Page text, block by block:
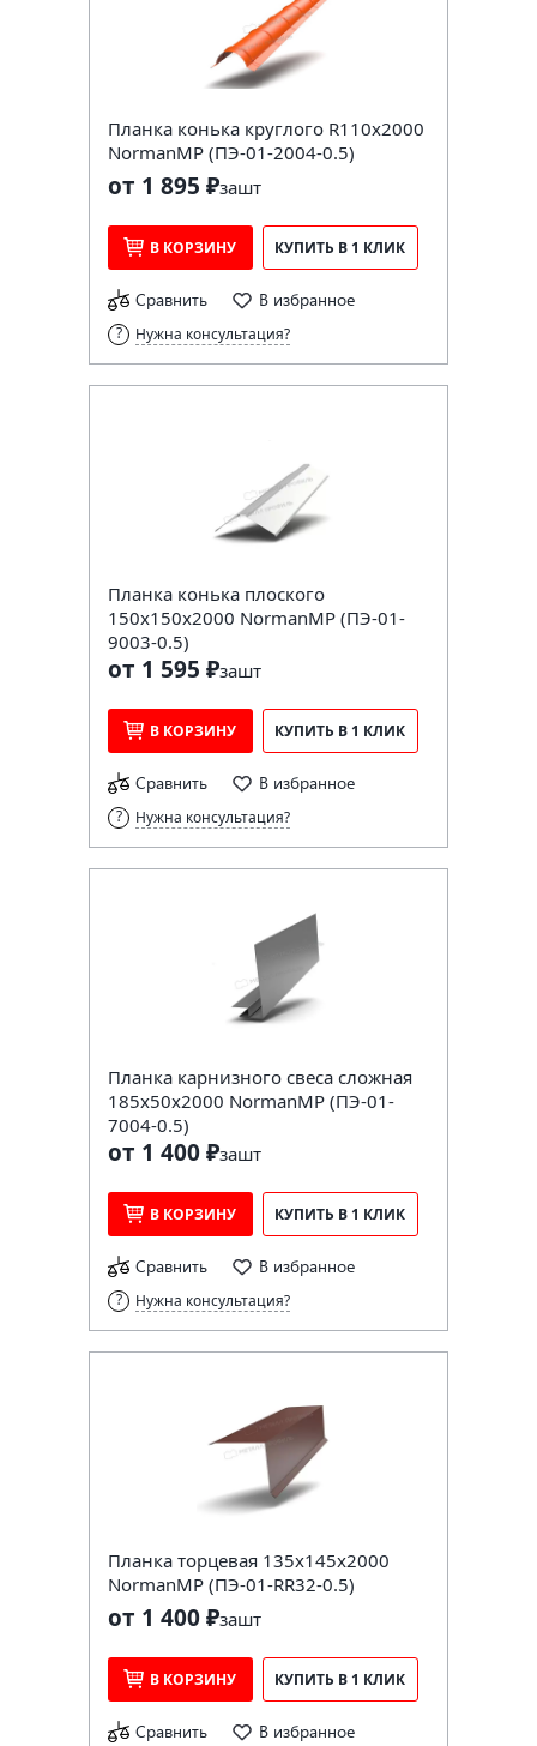
Планка конька круглого R110х2000
NormanMP (ПЭ-01-2004-0.5)
от 1 895 ₽зашт
В КОРЗИНУ КУПИТЬ В 1 КЛИК
Сравнить В избранное
Нужна консультация?
Планка конька плоского
150х150х2000 NormanMP (ПЭ-01-
9003-0.5)
от 1 595 ₽зашт
В КОРЗИНУ КУПИТЬ В 1 КЛИК
Сравнить В избранное
Нужна консультация?
Планка карнизного свеса сложная
185х50х2000 NormanMP (ПЭ-01-
7004-0.5)
от 1 400 ₽зашт
В КОРЗИНУ КУПИТЬ В 1 КЛИК
Сравнить В избранное
Нужна консультация?
Планка торцевая 135х145х2000
NormanMP (ПЭ-01-RR32-0.5)
от 1 400 ₽зашт
В КОРЗИНУ КУПИТЬ В 1 КЛИК
Сравнить В избранное